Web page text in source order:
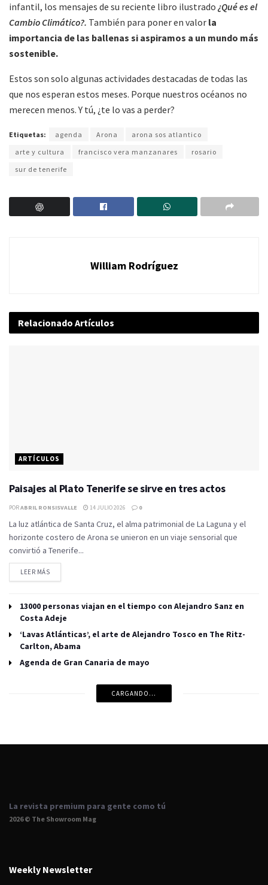
infantil, los mensajes de su reciente libro ilustrado ¿Qué es el
Cambio Climático?. También para poner en valor la
importancia de las ballenas si aspiramos a un mundo más
sostenible.
Estos son solo algunas actividades destacadas de todas las
que nos esperan estos meses. Porque nuestros océanos no
merecen menos. Y tú, ¿te lo vas a perder?
Etiquetas: agenda Arona
arona sos atlantico
arte y cultura
francisco vera manzanares
rosario
sur de tenerife
William Rodríguez
Relacionado Artículos
ARTÍCULOS
Paisajes al Plato Tenerife se sirve en tres actos
PORABRIL RONSISVALLE 14 JULIO 2026 0
La luz atlántica de Santa Cruz, el alma patrimonial de La Laguna y el
horizonte costero de Arona se unieron en un viaje sensorial que
convirtió a Tenerife...
LEER MÁS
13000 personas viajan en el tiempo con Alejandro Sanz en
Costa Adeje
‘Lavas Atlánticas’, el arte de Alejandro Tosco en The Ritz-
Carlton, Abama
Agenda de Gran Canaria de mayo
CARGANDO...
La revista premium para gente como tú
2026 © The Showroom Mag
Weekly Newsletter